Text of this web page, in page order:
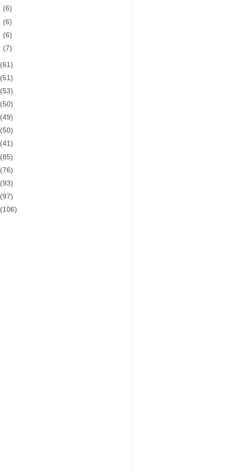
(6)
(6)
(6)
(7)
(61)
(51)
(53)
(50)
(49)
(50)
(41)
(85)
(76)
(93)
(97)
(106)